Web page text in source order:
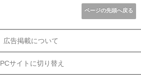
ページの先頭へ戻る
広告掲載について
PCサイトに切り替え